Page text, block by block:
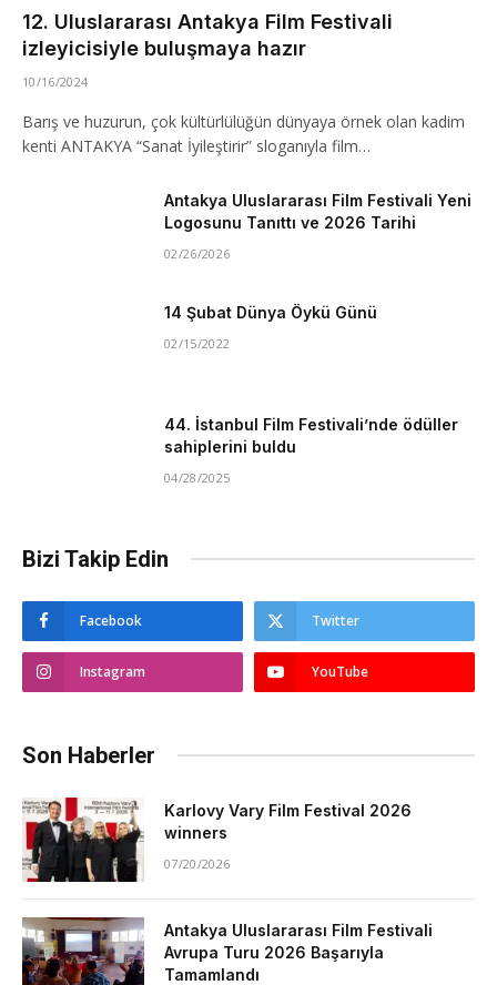
12. Uluslararası Antakya Film Festivali
izleyicisiyle buluşmaya hazır
10/16/2024
Barış ve huzurun, çok kültürlülüğün dünyaya örnek olan kadim
kenti ANTAKYA “Sanat İyileştirir” sloganıyla film…
Antakya Uluslararası Film Festivali Yeni
Logosunu Tanıttı ve 2026 Tarihi
02/26/2026
14 Şubat Dünya Öykü Günü
02/15/2022
44. İstanbul Film Festivali’nde ödüller
sahiplerini buldu
04/28/2025
Bizi Takip Edin
Facebook Twitter
Instagram YouTube
Son Haberler
Karlovy Vary Film Festival 2026
winners
07/20/2026
Antakya Uluslararası Film Festivali
Avrupa Turu 2026 Başarıyla
Tamamlandı